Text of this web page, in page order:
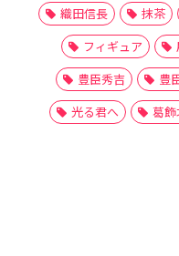
織田信長
抹茶
フィギュア
豊臣秀吉
豊
光る君へ
葛